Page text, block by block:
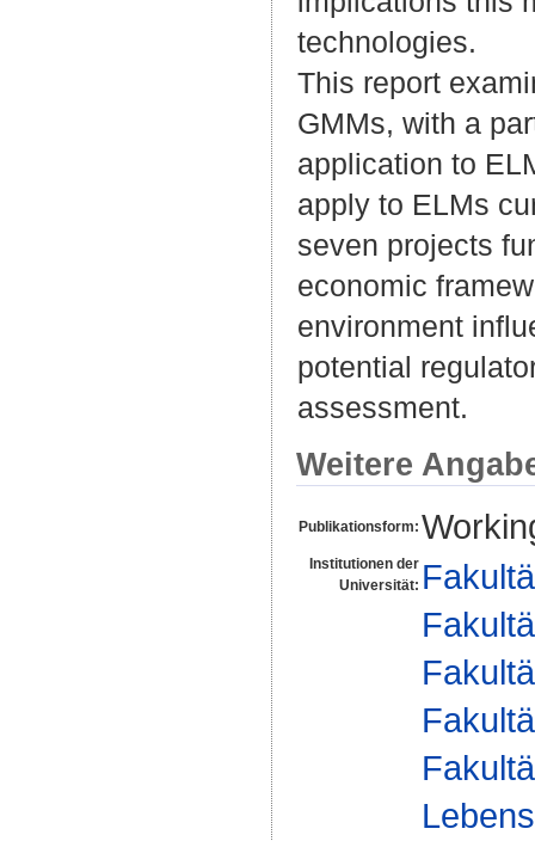
technologies.
This report
GMMs, with a
application to
apply to ELMs
seven projects
economic
environment
potential
assessment.
Weitere
Publikationsform:
Institutionen der
Universität: